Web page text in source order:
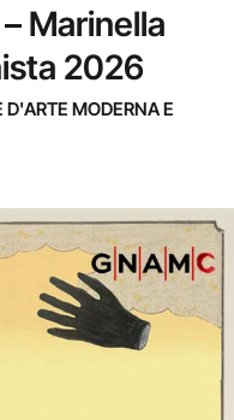
Marinella
2026
MODERNA E